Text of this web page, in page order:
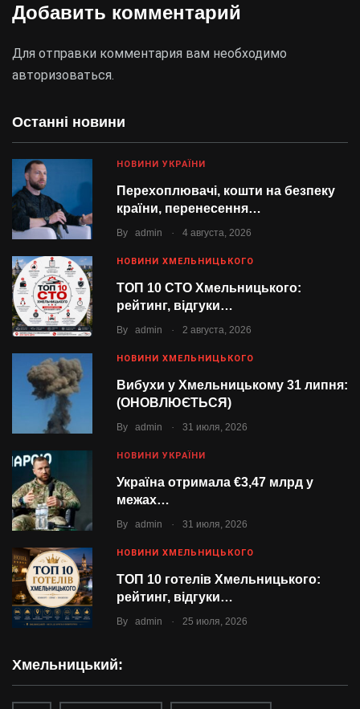
Останні новини
НОВИНИ УКРАЇНИ
Перехоплювачі, кошти на безпеку
країни, перенесення…
By admin . 4 августа, 2026
НОВИНИ ХМЕЛЬНИЦЬКОГО
ТОП 10 СТО Хмельницького:
рейтинг, відгуки…
By admin . 2 августа, 2026
НОВИНИ ХМЕЛЬНИЦЬКОГО
Вибухи у Хмельницькому 31 липня:
(ОНОВЛЮЄТЬСЯ)
By admin . 31 июля, 2026
НОВИНИ УКРАЇНИ
Україна отримала €3,47 млрд у
межах…
By admin . 31 июля, 2026
НОВИНИ ХМЕЛЬНИЦЬКОГО
ТОП 10 готелів Хмельницького:
рейтинг, відгуки…
By admin . 25 июля, 2026
Хмельницький:
Добавить комментарий
Для отправки комментария вам необходимо
авторизоваться.